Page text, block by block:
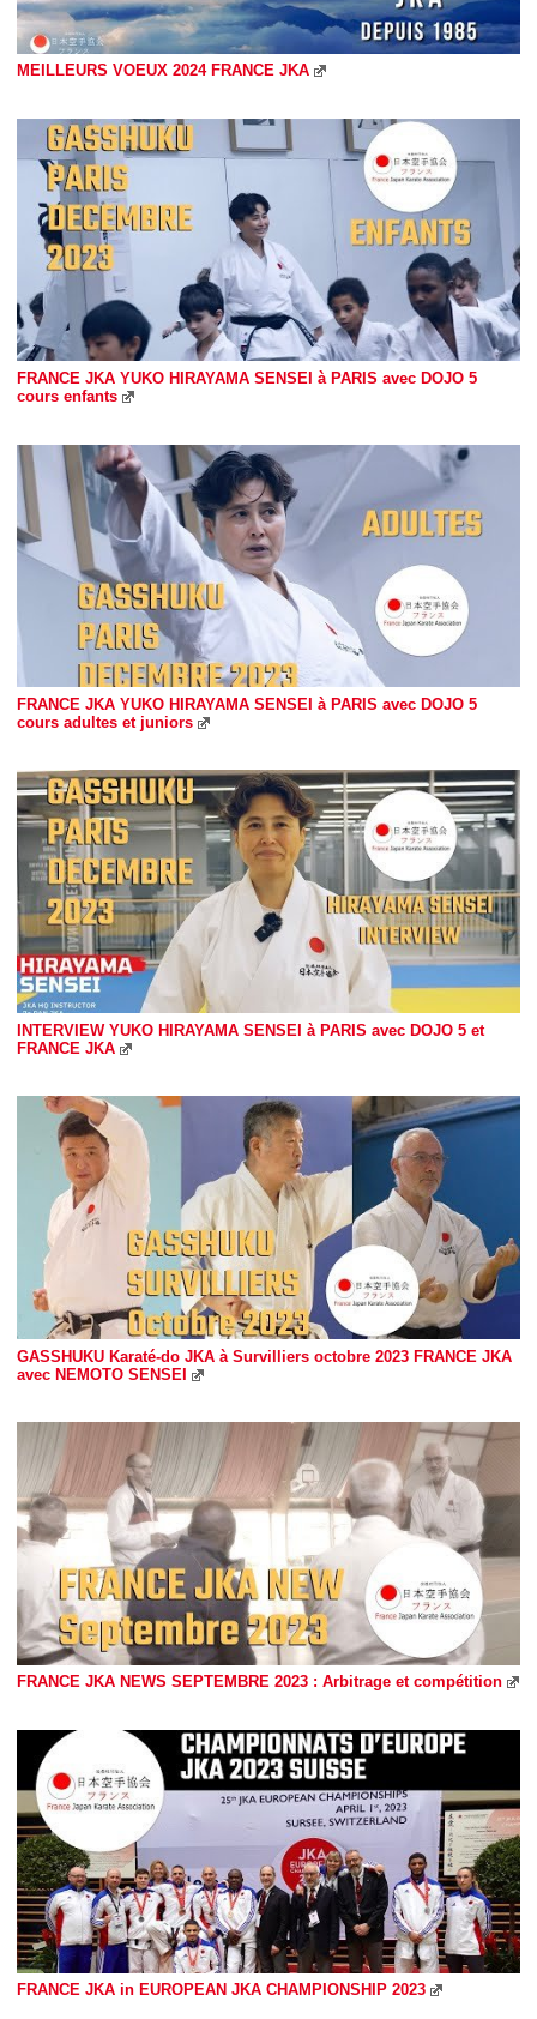
MEILLEURS VOEUX 2024 FRANCE JKA
FRANCE JKA YUKO HIRAYAMA SENSEI à PARIS avec DOJO 5
cours enfants
FRANCE JKA YUKO HIRAYAMA SENSEI à PARIS avec DOJO 5
cours adultes et juniors
INTERVIEW YUKO HIRAYAMA SENSEI à PARIS avec DOJO 5 et
FRANCE JKA
GASSHUKU Karaté-do JKA à Survilliers octobre 2023 FRANCE JKA
avec NEMOTO SENSEI
FRANCE JKA NEWS SEPTEMBRE 2023 : Arbitrage et compétition
FRANCE JKA in EUROPEAN JKA CHAMPIONSHIP 2023